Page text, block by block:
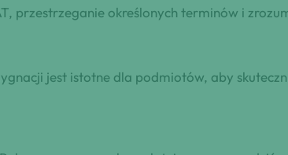
przestrzeganie określonych terminów i
jest istotne dla podmiotów, aby